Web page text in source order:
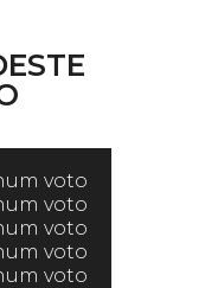
voto
voto
voto
voto
voto